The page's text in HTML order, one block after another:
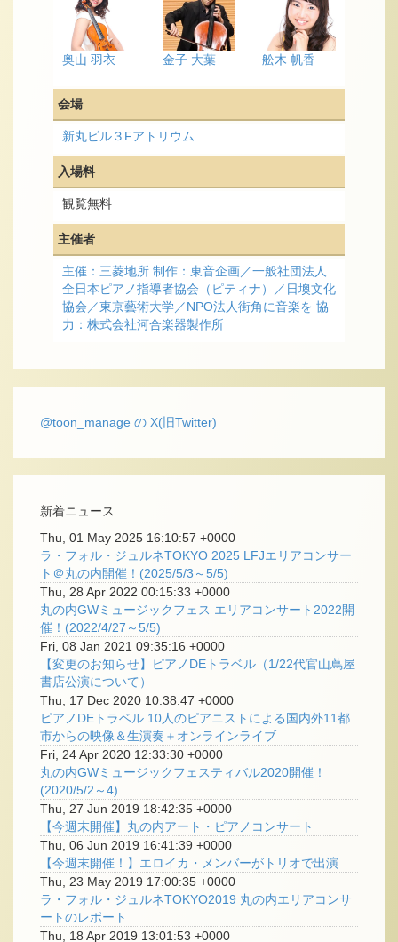
奥山 羽衣 金子 大葉 舩木 帆香
会場
新丸ビル３Fアトリウム
入場料
観覧無料
主催者
主催：三菱地所 制作：東音企画／一般社団法人
全日本ピアノ指導者協会（ピティナ）／日墺文化
協会／東京藝術大学／NPO法人街角に音楽を 協
力：株式会社河合楽器製作所
@toon_manage の X(旧Twitter)
新着ニュース
Thu, 01 May 2025 16:10:57 +0000
ラ・フォル・ジュルネTOKYO 2025 LFJエリアコンサー
ト＠丸の内開催！(2025/5/3～5/5)
Thu, 28 Apr 2022 00:15:33 +0000
丸の内GWミュージックフェス エリアコンサート2022開
催！(2022/4/27～5/5)
Fri, 08 Jan 2021 09:35:16 +0000
【変更のお知らせ】ピアノDEトラベル（1/22代官山蔦屋
書店公演について）
Thu, 17 Dec 2020 10:38:47 +0000
ピアノDEトラベル 10人のピアニストによる国内外11都
市からの映像＆生演奏＋オンラインライブ
Fri, 24 Apr 2020 12:33:30 +0000
丸の内GWミュージックフェスティバル2020開催！
(2020/5/2～4)
Thu, 27 Jun 2019 18:42:35 +0000
【今週末開催】丸の内アート・ピアノコンサート
Thu, 06 Jun 2019 16:41:39 +0000
【今週末開催！】エロイカ・メンバーがトリオで出演
Thu, 23 May 2019 17:00:35 +0000
ラ・フォル・ジュルネTOKYO2019 丸の内エリアコンサ
ートのレポート
Thu, 18 Apr 2019 13:01:53 +0000